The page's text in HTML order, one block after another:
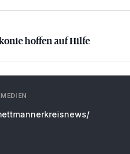
hoffen auf Hilfe
hoffen auf Hilfe